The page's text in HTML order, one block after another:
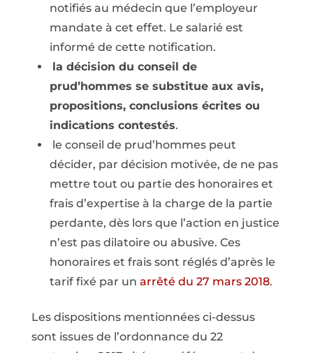
notifiés au médecin que l’employeur
mandate à cet effet. Le salarié est
informé de cette notification.
la décision du conseil de
prud’hommes se substitue aux avis,
propositions, conclusions écrites ou
indications contestés.
le conseil de prud’hommes peut
décider, par décision motivée, de ne pas
mettre tout ou partie des honoraires et
frais d’expertise à la charge de la partie
perdante, dès lors que l’action en justice
n’est pas dilatoire ou abusive. Ces
honoraires et frais sont réglés d’après le
tarif fixé par un arrêté du 27 mars 2018.
Les dispositions mentionnées ci-dessus
sont issues de l’ordonnance du 22